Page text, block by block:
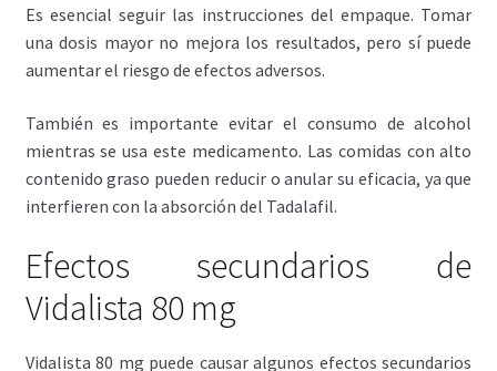
Es esencial seguir las instrucciones del empaque. Tomar
una dosis mayor no mejora los resultados, pero sí puede
aumentar el riesgo de efectos adversos.
También es importante evitar el consumo de alcohol
mientras se usa este medicamento. Las comidas con alto
contenido graso pueden reducir o anular su eficacia, ya que
interfieren con la absorción del Tadalafil.
Efectos secundarios de
Vidalista 80 mg
Vidalista 80 mg puede causar algunos efectos secundarios